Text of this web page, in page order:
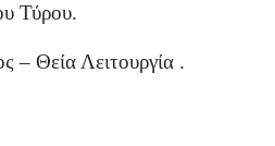
Τύρου.
Θεία Λειτουργία .